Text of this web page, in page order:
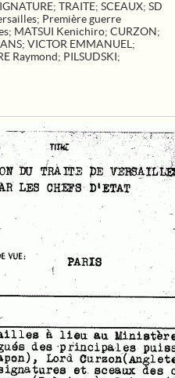
; TRAITE; SCEAUX; SD
; Première guerre
; MATSUI Kenichiro; CURZON;
; VICTOR EMMANUEL ;
Raymond; PILSUDSKI;